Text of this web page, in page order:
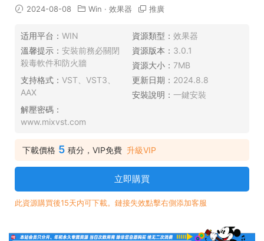
2024-08-08 Win · 效果器 推廣
适用平台： WIN 資源類型： 效果器
溫馨提示： 安裝前務必關閉
殺毒軟件和防火牆
資源版本： 3.0.1
資源大小： 7MB
支持格式： VST、VST3、
AAX
更新日期： 2024.8.8
安裝說明： 一鍵安裝
解壓密碼：
www.mixvst.com
下載價格 5 積分，VIP免費 升級VIP
立即購買
此資源購買後15天内可下載。鏈接失效點擊右側添加客服